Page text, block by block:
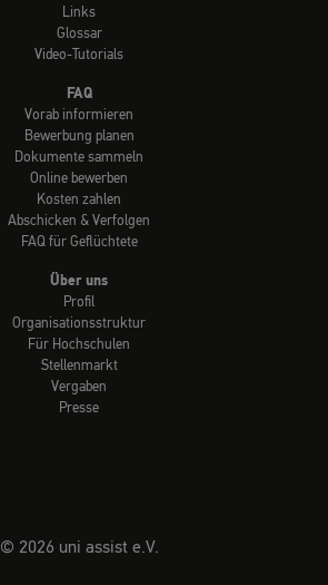
Links
Glossar
Video-Tutorials
FAQ
Vorab informieren
Bewerbung planen
Dokumente sammeln
Online bewerben
Kosten zahlen
Abschicken & Verfolgen
FAQ für Geflüchtete
Über uns
Profil
Organisationsstruktur
Für Hochschulen
Stellenmarkt
Vergaben
Presse
© 2026 uni assist e.V.